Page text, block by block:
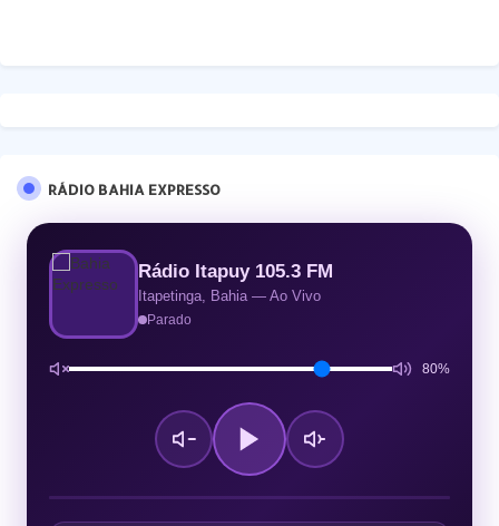
RÁDIO BAHIA EXPRESSO
Rádio Itapuy 105.3 FM
Itapetinga, Bahia — Ao Vivo
Parado
80%